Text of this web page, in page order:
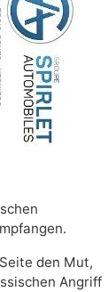
den Mut,
Angriff